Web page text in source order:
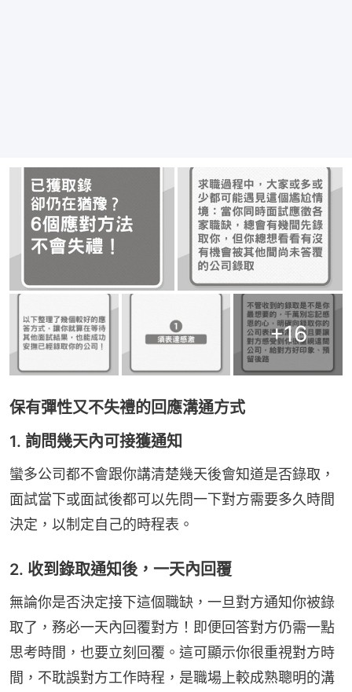
+16
保有彈性又不失禮的回應溝通方式
1. 詢問幾天內可接獲通知
蠻多公司都不會跟你講清楚幾天後會知道是否錄取，
面試當下或面試後都可以先問一下對方需要多久時間
決定，以制定自己的時程表。
2. 收到錄取通知後，一天內回覆
無論你是否決定接下這個職缺，一旦對方通知你被錄
取了，務必一天內回覆對方！即便回答對方仍需一點
思考時間，也要立刻回覆。這可顯示你很重視對方時
間，不耽誤對方工作時程，是職場上較成熟聰明的溝